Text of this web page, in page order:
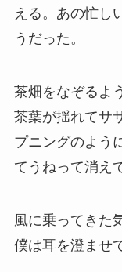
える。あの忙し
うだった。
茶畑をなぞるよ
茶葉が揺れてサ
プニングのよう
てうねって消え
風に乗ってきた
僕は耳を澄ませ